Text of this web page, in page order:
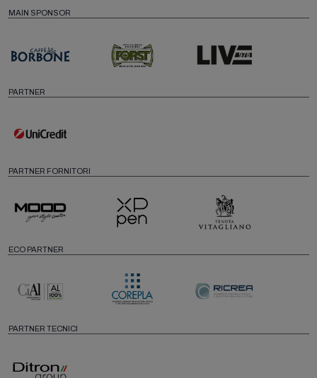
MAIN SPONSOR
PARTNER
PARTNER FORNITORI
ECO PARTNER
PARTNER TECNICI